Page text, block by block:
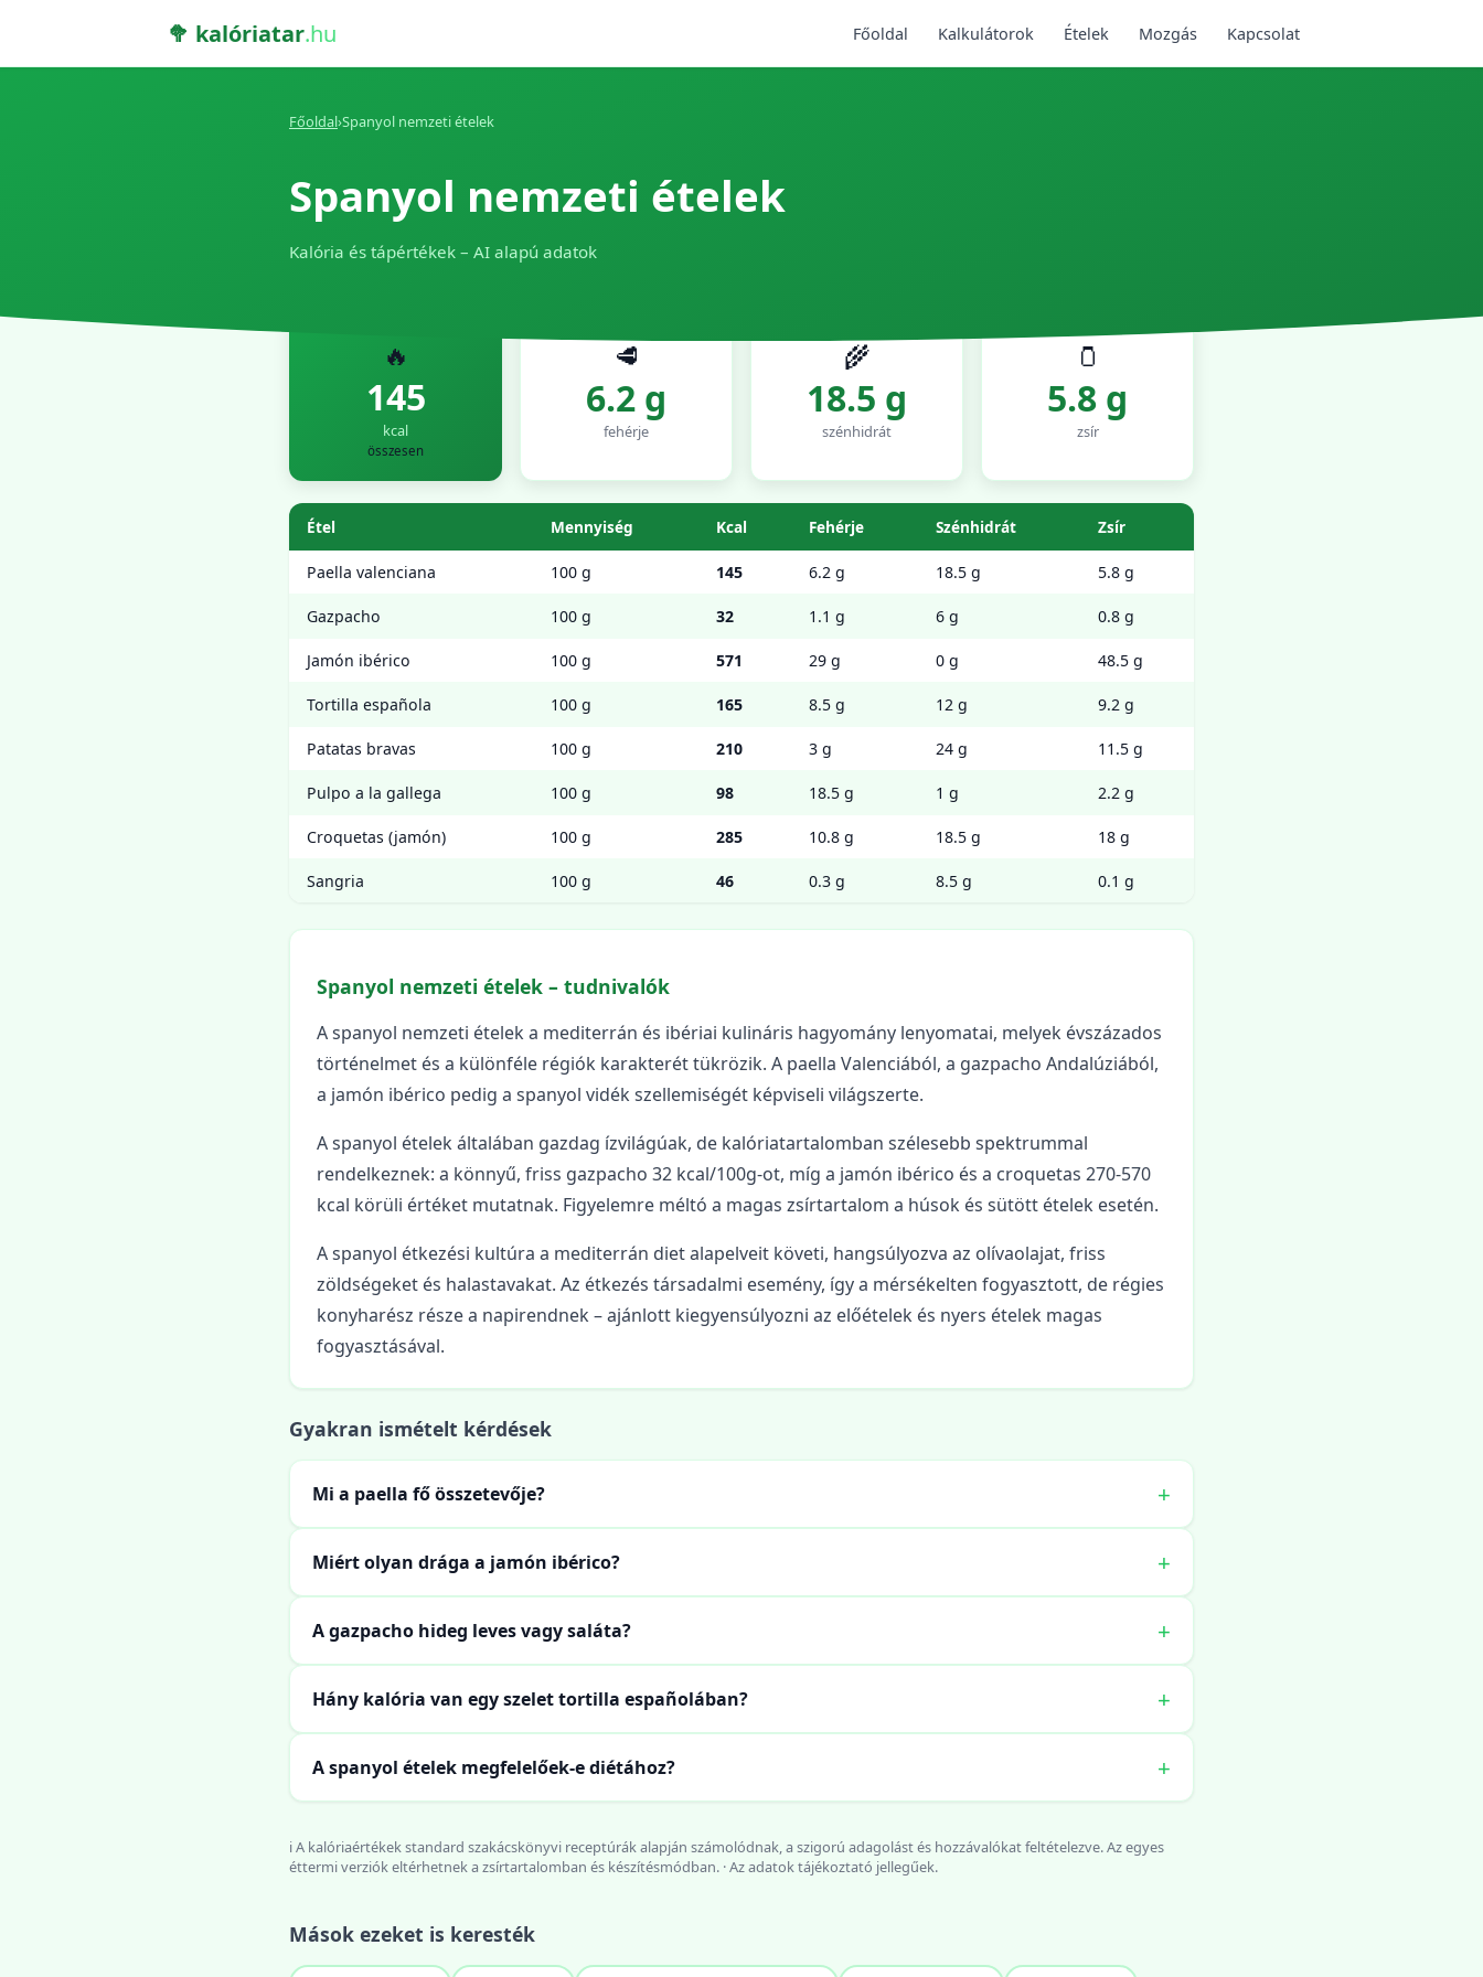
🥦 kalóriatar.hu Főoldal Kalkulátorok Ételek Mozgás Kapcsolat
Főoldal›Spanyol nemzeti ételek
Spanyol nemzeti ételek
Kalória és tápértékek – AI alapú adatok
🔥
145
kcal
összesen
🥩
6.2 g
fehérje
🌾
18.5 g
szénhidrát
🫙
5.8 g
zsír
Étel Mennyiség Kcal Fehérje Szénhidrát Zsír
Paella valenciana 100 g 145 6.2 g 18.5 g 5.8 g
Gazpacho 100 g 32 1.1 g 6 g 0.8 g
Jamón ibérico 100 g 571 29 g 0 g 48.5 g
Tortilla española 100 g 165 8.5 g 12 g 9.2 g
Patatas bravas 100 g 210 3 g 24 g 11.5 g
Pulpo a la gallega 100 g 98 18.5 g 1 g 2.2 g
Croquetas (jamón) 100 g 285 10.8 g 18.5 g 18 g
Sangria 100 g 46 0.3 g 8.5 g 0.1 g
Spanyol nemzeti ételek – tudnivalók
A spanyol nemzeti ételek a mediterrán és ibériai kulináris hagyomány lenyomatai, melyek évszázados
történelmet és a különféle régiók karakterét tükrözik. A paella Valenciából, a gazpacho Andalúziából,
a jamón ibérico pedig a spanyol vidék szellemiségét képviseli világszerte.
A spanyol ételek általában gazdag ízvilágúak, de kalóriatartalomban szélesebb spektrummal
rendelkeznek: a könnyű, friss gazpacho 32 kcal/100g-ot, míg a jamón ibérico és a croquetas 270-570
kcal körüli értéket mutatnak. Figyelemre méltó a magas zsírtartalom a húsok és sütött ételek esetén.
A spanyol étkezési kultúra a mediterrán diet alapelveit követi, hangsúlyozva az olívaolajat, friss
zöldségeket és halastavakat. Az étkezés társadalmi esemény, így a mérsékelten fogyasztott, de régies
konyharész része a napirendnek – ajánlott kiegyensúlyozni az előételek és nyers ételek magas
fogyasztásával.
Gyakran ismételt kérdések
Mi a paella fő összetevője?
Miért olyan drága a jamón ibérico?
A gazpacho hideg leves vagy saláta?
Hány kalória van egy szelet tortilla españolában?
A spanyol ételek megfelelőek-e diétához?
ℹ️ A kalóriaértékek standard szakácskönyvi receptúrák alapján számolódnak, a szigorú adagolást és hozzávalókat feltételezve. Az egyes
éttermi verziók eltérhetnek a zsírtartalomban és készítésmódban. · Az adatok tájékoztató jellegűek.
Mások ezeket is keresték